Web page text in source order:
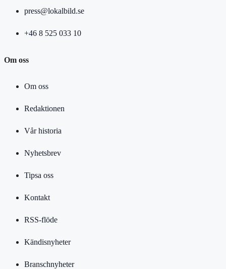
press@lokalbild.se
+46 8 525 033 10
Om oss
Om oss
Redaktionen
Vår historia
Nyhetsbrev
Tipsa oss
Kontakt
RSS-flöde
Kändisnyheter
Branschnyheter